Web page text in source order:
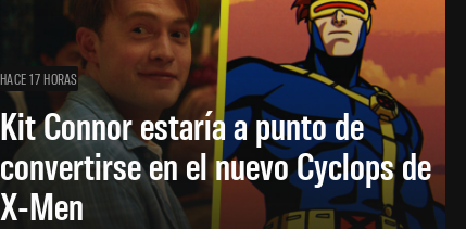
HACE 17 HORAS
Kit Connor estaría a punto de
convertirse en el nuevo Cyclops de
X-Men